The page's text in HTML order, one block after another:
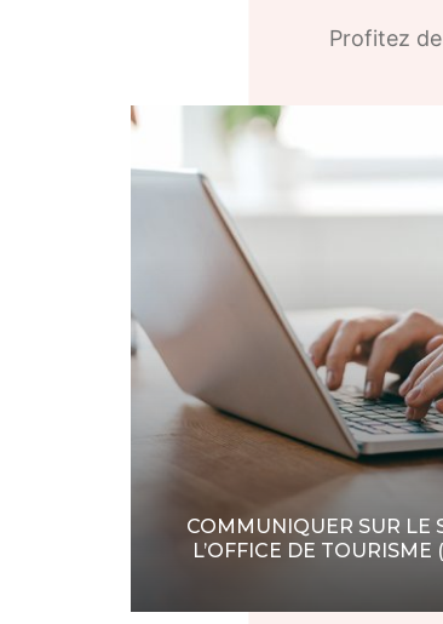
Profitez
COMMUNIQUER SUR LE
L’OFFICE DE TOURISME